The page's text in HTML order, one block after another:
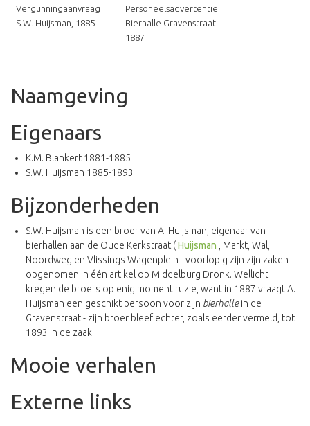
Vergunningaanvraag
S.W. Huijsman, 1885
Personeelsadvertentie
Bierhalle Gravenstraat
1887
Naamgeving
Eigenaars
K.M. Blankert 1881-1885
S.W. Huijsman 1885-1893
Bijzonderheden
S.W. Huijsman is een broer van A. Huijsman, eigenaar van
bierhallen aan de Oude Kerkstraat (Huijsman , Markt, Wal,
Noordweg en Vlissings Wagenplein - voorlopig zijn zijn zaken
opgenomen in één artikel op Middelburg Dronk. Wellicht
kregen de broers op enig moment ruzie, want in 1887 vraagt A.
Huijsman een geschikt persoon voor zijn bierhallein de
Gravenstraat - zijn broer bleef echter, zoals eerder vermeld, tot
1893 in de zaak.
Mooie verhalen
Externe links